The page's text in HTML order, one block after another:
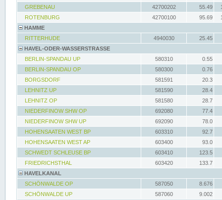
GREBENAU
42700202 55.49
ROTENBURG
42700100 95.69
HAMME
RITTERHUDE
4940030
25.45
HAVEL-ODER-WASSERSTRASSE
BERLIN-SPANDAU UP
580310
0.55
BERLIN-SPANDAU OP
580300
0.76
BORGSDORF
581591
20.3
LEHNITZ UP
581590
28.4
LEHNITZ OP
581580
28.7
NIEDERFINOW SHW OP
692080
77.4
NIEDERFINOW SHW UP
692090
78.0
HOHENSAATEN WEST BP
603310
92.7
HOHENSAATEN WEST AP
603400
93.0
SCHWEDT SCHLEUSE BP
603410
123.5
FRIEDRICHSTHAL
603420
133.7
HAVELKANAL
SCHÖNWALDE OP
587050
8.676
SCHÖNWALDE UP
587060
9.002